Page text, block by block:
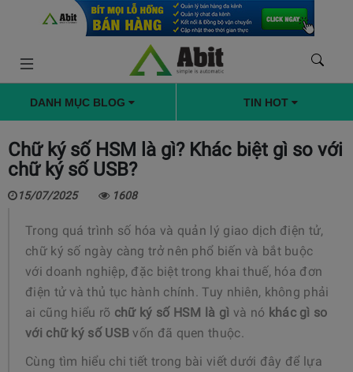
DANH MỤC BLOG TIN HOT
Chữ ký số HSM là gì? Khác biệt gì so với
chữ ký số USB?
15/07/2025 1608
Trong quá trình số hóa và quản lý giao dịch điện tử,
chữ ký số ngày càng trở nên phổ biến và bắt buộc
với doanh nghiệp, đặc biệt trong khai thuế, hóa đơn
điện tử và thủ tục hành chính. Tuy nhiên, không phải
ai cũng hiểu rõ chữ ký số HSM là gì và nó khác gì so
với chữ ký số USB vốn đã quen thuộc.
Cùng tìm hiểu chi tiết trong bài viết dưới đây để lựa